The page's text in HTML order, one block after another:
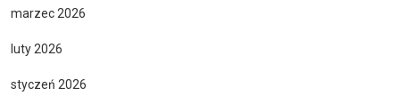
marzec 2026
luty 2026
styczeń 2026